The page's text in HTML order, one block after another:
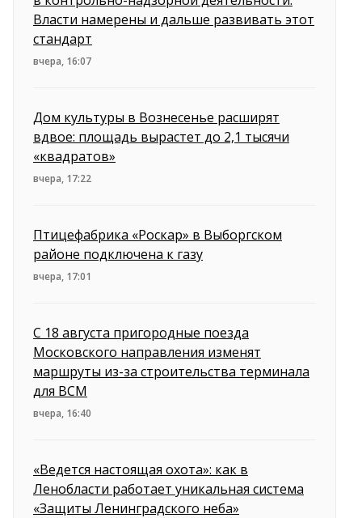
Власти намерены и дальше развивать этот
стандарт
вчера, 16:07
Дом культуры в Вознесенье расширят
вдвое: площадь вырастет до 2,1 тысячи
«квадратов»
вчера, 17:22
Птицефабрика «Роскар» в Выборгском
районе подключена к газу
вчера, 17:01
С 18 августа пригородные поезда
Московского направления изменят
маршруты из-за строительства терминала
для ВСМ
вчера, 16:40
«Ведется настоящая охота»: как в
Ленобласти работает уникальная система
«Защиты Ленинградского неба»